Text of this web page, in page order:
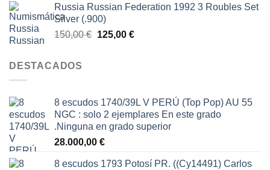
Russia Russian Federation 1992 3 Roubles Set
Silver (.900)
150,00€ El
125,00 €El
DESTACADOS
8 escudos 1740/39L V PERÚ (Top Pop) AU 55
NGC : solo 2 ejemplares En este grado
.Ninguna en grado superior
28.000,00 €
8 escudos 1793 Potosí PR. ((Cy14491) Carlos